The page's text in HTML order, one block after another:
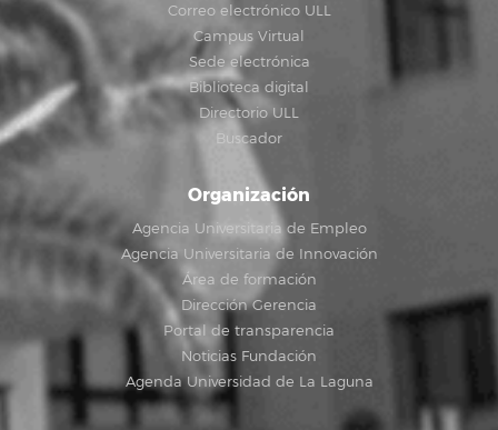
Correo electrónico ULL
Campus Virtual
Sede electrónica
Biblioteca digital
Directorio ULL
Buscador
Organización
Agencia Universitaria de Empleo
Agencia Universitaria de Innovación
Área de formación
Dirección Gerencia
Portal de transparencia
Noticias Fundación
Agenda Universidad de La Laguna